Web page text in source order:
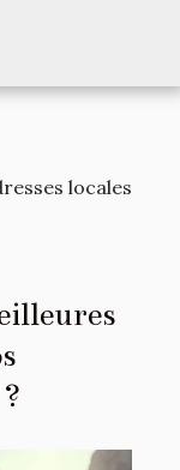
locales